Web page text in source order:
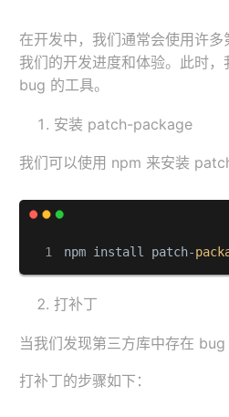
在开发中，我们通常会使用许
我们的开发进度和体验。此时
bug 的工具。
安装 patch-package
我们可以使用 npm 来安装
npm install patch-
打补丁
当我们发现第三方库中存在
打补丁的步骤如下：